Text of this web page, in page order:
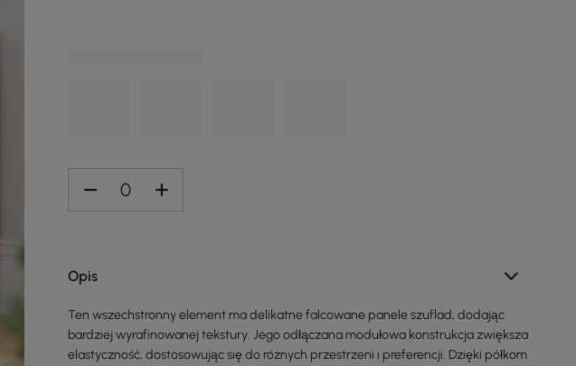
Opis
Ten wszechstronny element ma delikatne falcowane panele szuflad, dodając
bardziej wyrafinowanej tekstury. Jego odłączana modułowa konstrukcja zwiększa
elastyczność, dostosowując się do różnych przestrzeni i preferencji. Dzięki półkom